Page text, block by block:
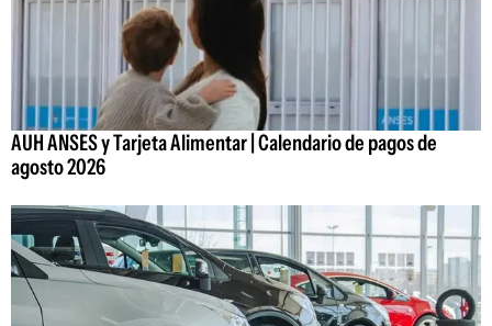
AUH ANSES y Tarjeta Alimentar | Calendario de pagos de
agosto 2026